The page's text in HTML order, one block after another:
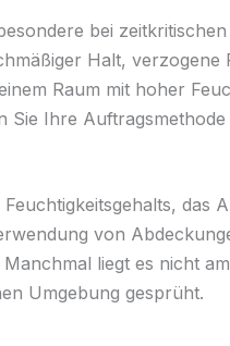
bei
Halt, verzogene
Raum mit hoher
Sie Ihre
das
von
liegt es nicht
Umgebung gesprüht.